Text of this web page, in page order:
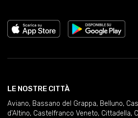
LE NOSTRE CITTÀ
Aviano, Bassano del Grappa, Belluno,
d'Altino, Castelfranco Veneto, Cittadella,